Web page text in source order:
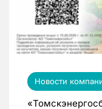
Новости